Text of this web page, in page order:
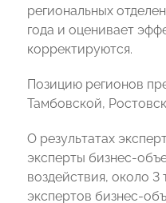
региональных
года и оценивает
корректируются.
Позицию регионов
Тамбовской,
О результатах
эксперты бизнес-
воздействия, около
экспертов бизнес-